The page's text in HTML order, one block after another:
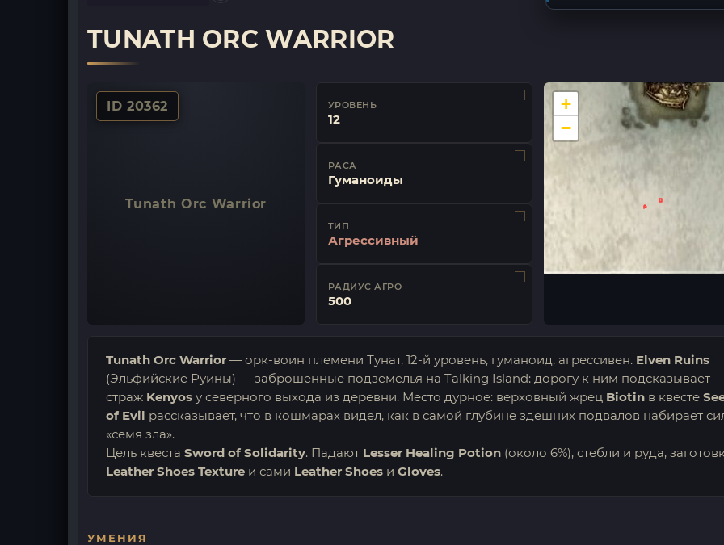
TUNATH ORC WARRIOR
ID 20362
Tunath Orc Warrior
УРОВЕНЬ
12
РАСА
Гуманоиды
ТИП
Агрессивный
РАДИУС АГРО
500
+
−
Tunath Orc Warrior — орк-воин племени Тунат, 12-й уровень, гуманоид, агрессивен. Elven Ruins
(Эльфийские Руины) — заброшенные подземелья на Talking Island: дорогу к ним подсказывает
страж Kenyos у северного выхода из деревни. Место дурное: верховный жрец Biotin в квесте
of Evil рассказывает, что в кошмарах видел, как в самой глубине здешних подвалов набирает
«семя зла».
Цель квеста Sword of Solidarity. Падают Lesser Healing Potion (около 6%), стебли и руда,
Leather Shoes Texture и сами Leather Shoes и Gloves.
УМЕНИЯ